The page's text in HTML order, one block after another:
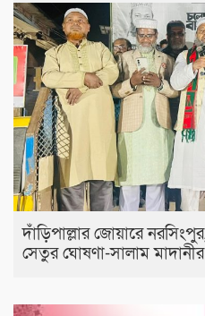
দাঁড়িপাল্লার জোয়ারে
সেতুর ঘোষণা-সালাম মাদানীর